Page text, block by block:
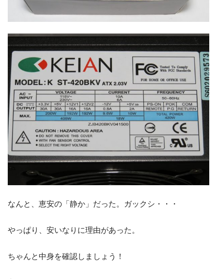
なんと、恵安の「静か」だった。ガックシ・・・
やっぱり、安いなりに理由があった。
ちゃんと中身を確認しましょう！